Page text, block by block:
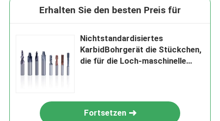
Erhalten Sie den besten Preis für
Nichtstandardisiertes
KarbidBohrgerät die Stückchen,
die für die Loch-maschinelle
Fortsetzen